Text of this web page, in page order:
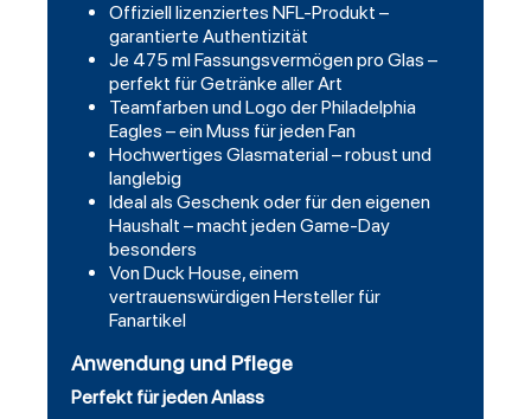
Offiziell lizenziertes NFL-Produkt –
garantierte Authentizität
Je 475 ml Fassungsvermögen pro Glas –
perfekt für Getränke aller Art
Teamfarben und Logo der Philadelphia
Eagles – ein Muss für jeden Fan
Hochwertiges Glasmaterial – robust und
langlebig
Ideal als Geschenk oder für den eigenen
Haushalt – macht jeden Game-Day
besonders
Von Duck House, einem
vertrauenswürdigen Hersteller für
Fanartikel
Anwendung und Pflege
Perfekt für jeden Anlass